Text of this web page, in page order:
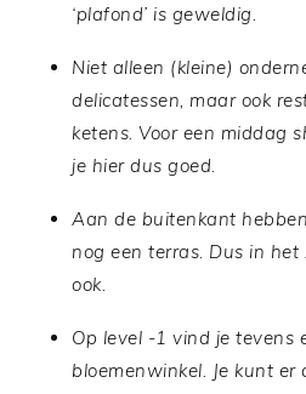
‘plafond’ is geweldig.
Niet alleen (kleine)
delicatessen, maar ook
ketens. Voor een middag
je hier dus goed.
Aan de buitenkant
nog een terras. Dus in
ook.
Op level -1 vind je tevens
bloemenwinkel. Je kunt er